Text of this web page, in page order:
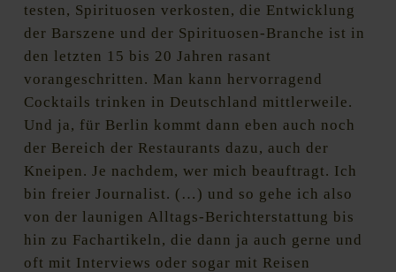
testen, Spirituosen verkosten, die Entwicklung
der Barszene und der Spirituosen-Branche ist in
den letzten 15 bis 20 Jahren rasant
vorangeschritten. Man kann hervorragend
Cocktails trinken in Deutschland mittlerweile.
Und ja, für Berlin kommt dann eben auch noch
der Bereich der Restaurants dazu, auch der
Kneipen. Je nachdem, wer mich beauftragt. Ich
bin freier Journalist. (…) und so gehe ich also
von der launigen Alltags-Berichterstattung bis
hin zu Fachartikeln, die dann ja auch gerne und
oft mit Interviews oder sogar mit Reisen